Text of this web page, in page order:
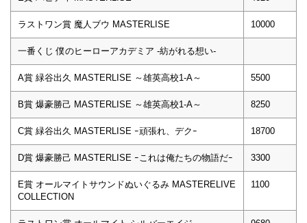
ラストワン賞 魔人ブウ MASTERLISE 10000
一番くじ 僕のヒーローアカデミア -紡がれる想い-
A賞 緑谷出久 MASTERLISE ～雄英高校1-A～ 5500
B賞 爆豪勝己 MASTERLISE ～雄英高校1-A～ 8250
C賞 緑谷出久 MASTERLISE ｰ頑張れ、デクｰ 18700
D賞 爆豪勝己 MASTERLISE ｰこれは俺たちの物語だｰ 3300
E賞 オールマイトサウンドぬいぐるみ MASTERELIVE
COLLECTION
1100